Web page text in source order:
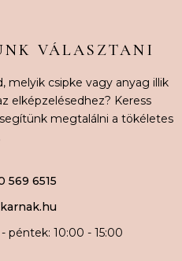
VÁLASZTANI
melyik csipke vagy anyag illik
elképzelésedhez? Keress
megtalálni a tökéletes
569 6515
péntek: 10:00 - 15:00